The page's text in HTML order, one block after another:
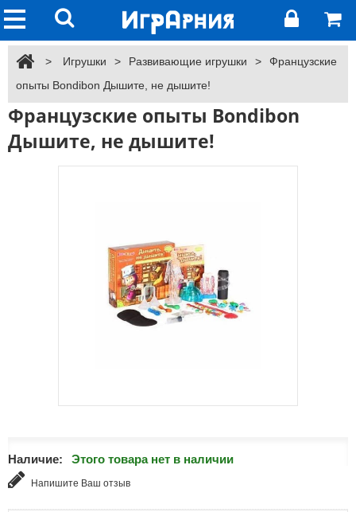
> Игрушки > Развивающие игрушки >
Французские
опыты Bondibon Дышите, не дышите!
Французские опыты Bondibon
Дышите, не дышите!
Наличие: Этого товара нет в наличии
Напишите Ваш отзыв